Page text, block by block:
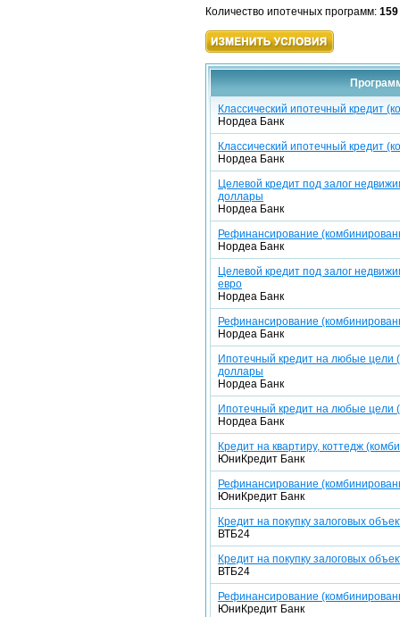
Количество ипотечных программ: 159
Классический ипотечный кредит
Нордеа Банк
Классический ипотечный кредит
Нордеа Банк
Целевой кредит под залог
доллары
Нордеа Банк
Рефинансирование
Нордеа Банк
Целевой кредит под залог
евро
Нордеа Банк
Рефинансирование
Нордеа Банк
Ипотечный кредит на любые цели
доллары
Нордеа Банк
Ипотечный кредит на любые цели
Нордеа Банк
Кредит на квартиру, коттедж
ЮниКредит Банк
Рефинансирование
ЮниКредит Банк
Кредит на покупку залоговых
ВТБ24
Кредит на покупку залоговых
ВТБ24
Рефинансирование
ЮниКредит Банк